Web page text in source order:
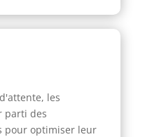
les
parti des
pour optimiser leur